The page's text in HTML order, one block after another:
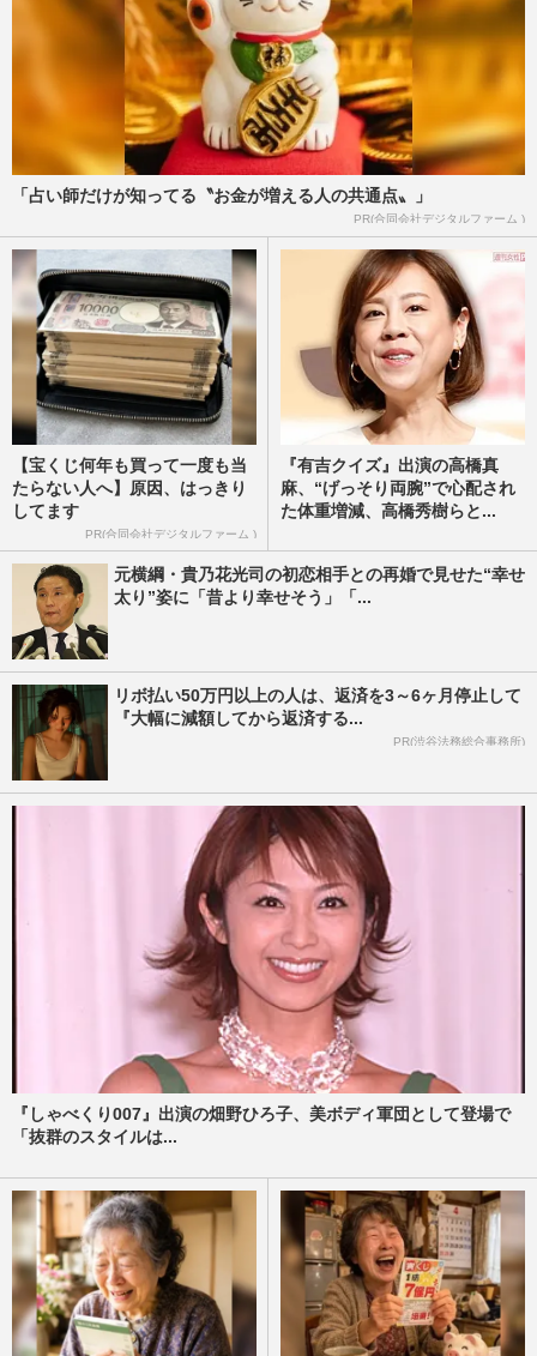
「占い師だけが知ってる〝お金が増える人の共通点〟」
PR(合同会社デジタルファーム )
【宝くじ何年も買って一度も当
たらない人へ】原因、はっきり
してます
PR(合同会社デジタルファーム )
『有吉クイズ』出演の高橋真
麻、“げっそり両腕”で心配され
た体重増減、高橋秀樹らと...
元横綱・貴乃花光司の初恋相手との再婚で見せた“幸せ
太り”姿に「昔より幸せそう」「...
リボ払い50万円以上の人は、返済を3～6ヶ月停止して
『大幅に減額してから返済する...
PR(渋谷法務総合事務所)
『しゃべくり007』出演の畑野ひろ子、美ボディ軍団として登場で
「抜群のスタイルは...